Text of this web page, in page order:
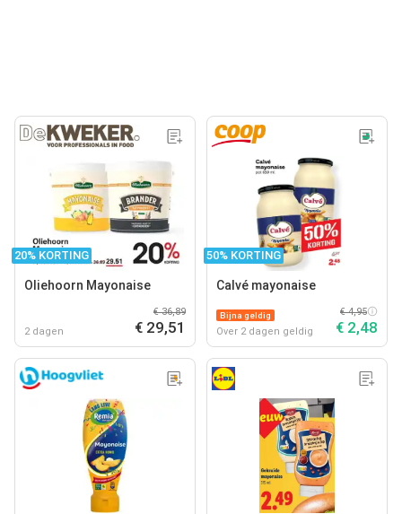
20% KORTING
Oliehoorn Mayonaise
2 dagen
€ 36,89
€ 29,51
50% KORTING
Calvé mayonaise
Bijna geldig
Over 2 dagen geldig
€ 4,95
€ 2,48